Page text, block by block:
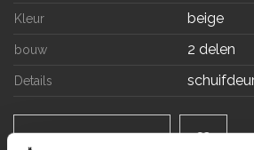
Kleur beige
bouw 2 delen
Details